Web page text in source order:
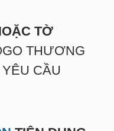
TỜ
THƯƠNG
CẦU